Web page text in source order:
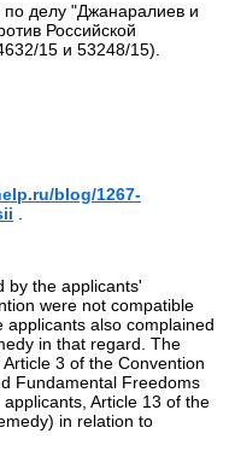
делу "Джанаралиев и
Российской
15 и 53248/15).
blog/1267-
by the applicants'
were not compatible
applicants also complained
in that regard. The
3 of the Convention
Fundamental Freedoms
Article 13 of the
in relation to